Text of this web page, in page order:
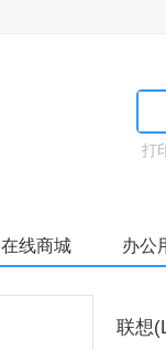
打
在线商城 办公
联想